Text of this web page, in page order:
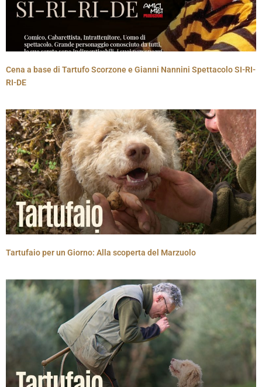
Cena a base di Tartufo Scorzone e Gianni Nannini Spettacolo SI-RI-
RI-DE
Tartufaio per un Giorno: Alla scoperta del Marzuolo